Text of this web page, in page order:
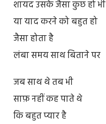
शायद उसके जैसा कुछ हो भी
या याद करने को बहुत हो
जैसा होता है
लंबा समय साथ बिताने पर
जब साथ थे तब भी
साफ़ नहीं कह पाते थे
कि बहुत प्यार है